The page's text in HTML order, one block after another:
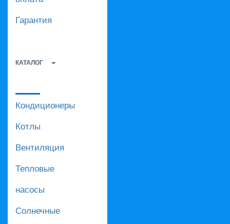
Гарантия
КАТАЛОГ
Кондиционеры
Котлы
Вентиляция
Тепловые
насосы
Солнечные